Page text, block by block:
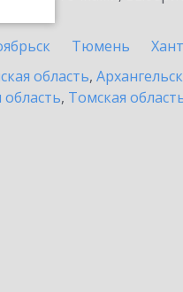
Тюмень
область,
, Томская